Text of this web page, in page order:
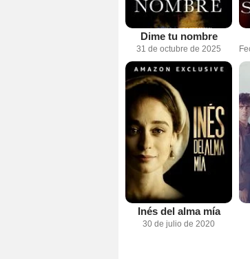
Dime tu nombre
31 de octubre de 2025
Inés del alma mía
30 de julio de 2020